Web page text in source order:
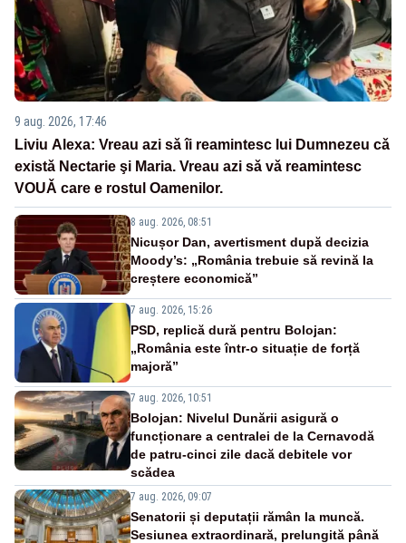
9 aug. 2026, 17:46
Liviu Alexa: Vreau azi sǎ îi reamintesc lui Dumnezeu cǎ
existǎ Nectarie şi Maria. Vreau azi sǎ vǎ reamintesc
VOUǍ care e rostul Oamenilor.
8 aug. 2026, 08:51
Nicușor Dan, avertisment după decizia
Moody’s: „România trebuie să revină la
creștere economică”
7 aug. 2026, 15:26
PSD, replică dură pentru Bolojan:
„România este într-o situație de forță
majoră”
7 aug. 2026, 10:51
Bolojan: Nivelul Dunării asigură o
funcționare a centralei de la Cernavodă
de patru-cinci zile dacă debitele vor
scădea
7 aug. 2026, 09:07
Senatorii și deputații rămân la muncă.
Sesiunea extraordinară, prelungită până